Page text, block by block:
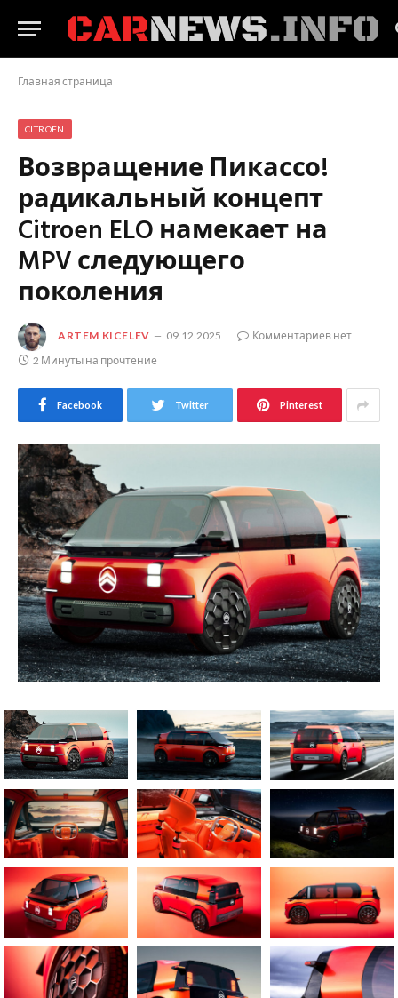
Главная страница
CITROEN
Возвращение Пикассо!
радикальный концепт
Citroen ELO намекает на
MPV следующего
поколения
ARTEM KICELEV 09.12.2025
Комментариев нет
2 Минуты на прочтение
Facebook Twitter Pinterest